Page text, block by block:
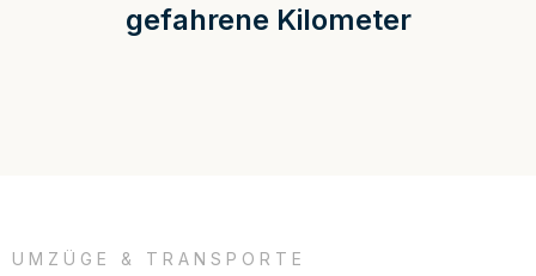
gefahrene Kilometer
UMZÜGE & TRANSPORTE